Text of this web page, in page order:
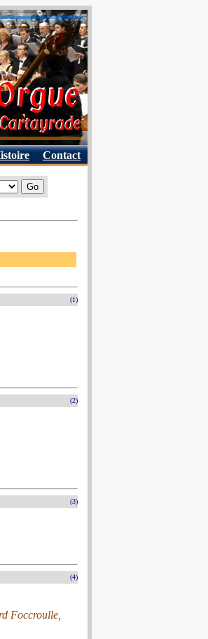
Contact
(1)
(2)
(3)
(4)
Foccroulle,